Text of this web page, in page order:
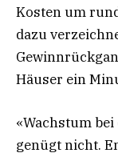
Kosten um
dazu
Häuser ein
«Wachstum
genügt nicht.